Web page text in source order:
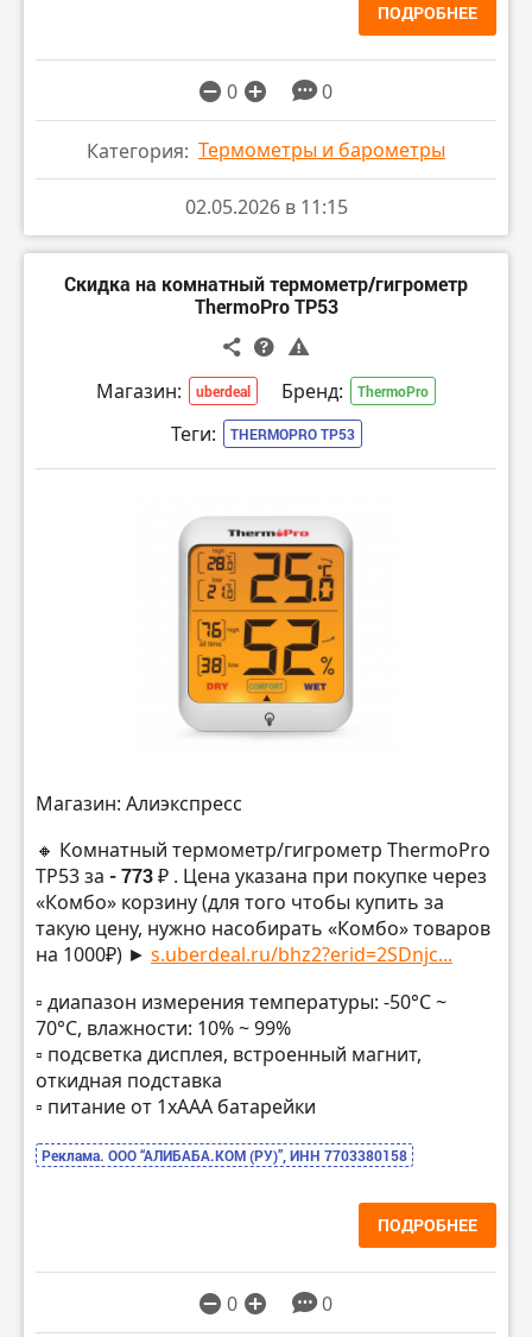
ПОДРОБНЕЕ
0 0
Категория: Термометры и барометры
02.05.2026 в 11:15
Скидка на комнатный термометр/гигрометр
ThermoPro TP53
Магазин: uberdeal Бренд: ThermoPro
Теги: THERMOPRO TP53
Магазин: Алиэкспресс
🔸 Комнатный термометр/гигрометр ThermoPro
TP53 за - 773 ₽ . Цена указана при покупке через
«Комбо» корзину (для того чтобы купить за
такую цену, нужно насобирать «Комбо» товаров
на 1000₽) ► s.uberdeal.ru/bhz2?erid=2SDnjc...
▫️ диапазон измерения температуры: -50°C ~
70°C, влажности: 10% ~ 99%
▫️ подсветка дисплея, встроенный магнит,
откидная подставка
▫️ питание от 1хААА батарейки
Реклама. ООО “АЛИБАБА.КОМ (РУ)”, ИНН 7703380158
ПОДРОБНЕЕ
0 0